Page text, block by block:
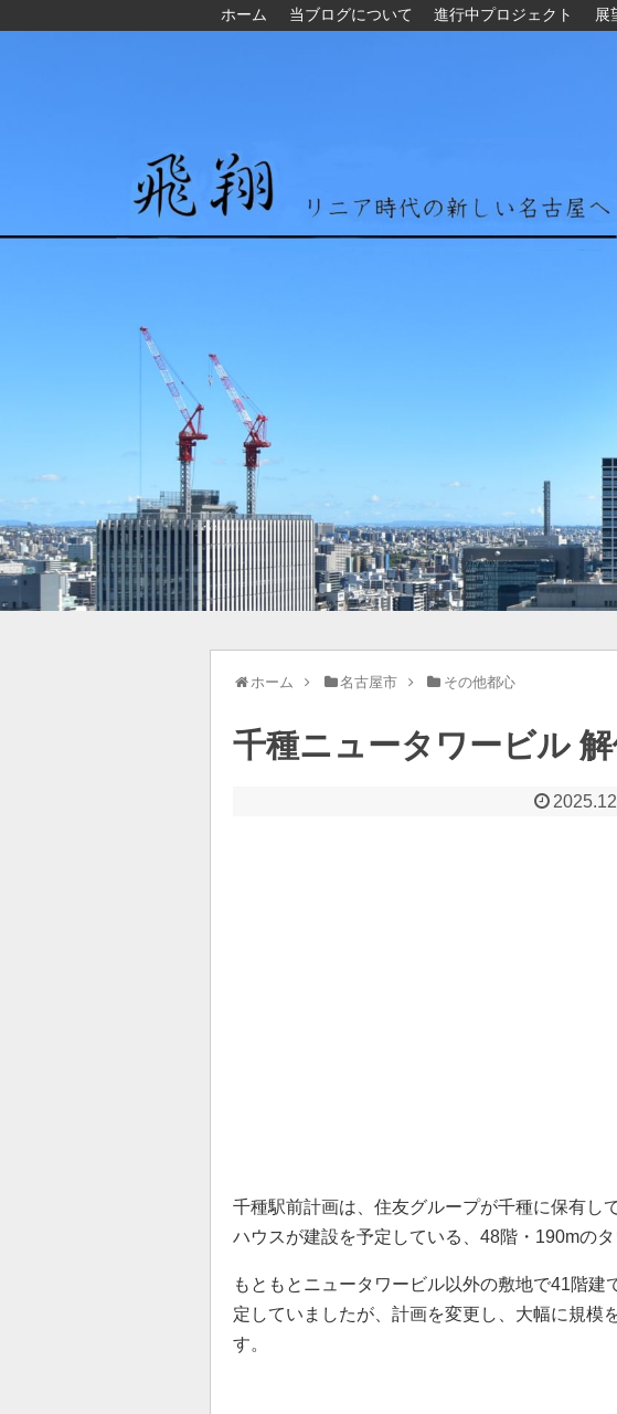
ホーム 当ブログについて 進行中プロジェクト 展
ホーム 名古屋市 その他都心
千種ニュータワービル
千種駅前計画は、住友グループが千種に保有し
ハウスが建設を予定している、48階・190mのタ
もともとニュータワービル以外の敷地で41階建
定していましたが、計画を変更し、大幅に規模
す。